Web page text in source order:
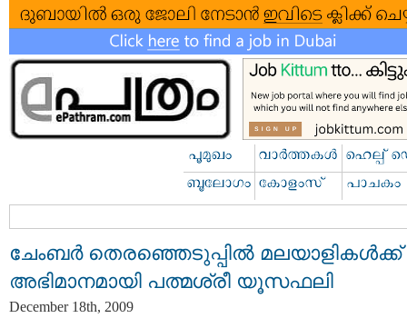
ചേംബര്‍ തെരഞ്ഞെടുപ്പില്‍ മലയാളികള്‍ക്ക്
അഭിമാനമായി പത്മശ്രീ യൂസഫലി
December 18th, 2009